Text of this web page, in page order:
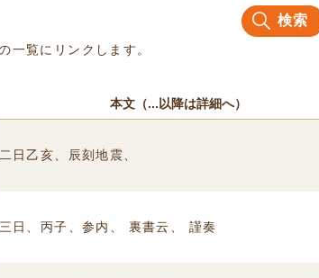
検索
一覧にリンクします。
本文（...以降は詳細へ）
二日乙亥、辰刻地震、
三日、丙子、参内、 裏書云、 謹奏